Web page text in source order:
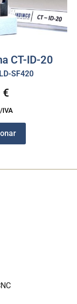
CT-ID-20
SF420
€
IVA